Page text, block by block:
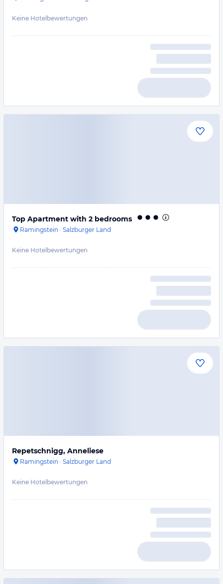
Keine Hotelbewertungen
Top Apartment with 2 bedrooms
Ramingstein · Salzburger Land
Keine Hotelbewertungen
Repetschnigg, Anneliese
Ramingstein · Salzburger Land
Keine Hotelbewertungen